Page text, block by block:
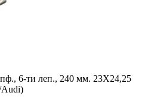
6-ти леп., 240 мм. 23Х24,25